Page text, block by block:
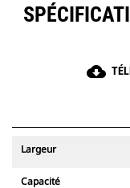
cloud_download
Largeur
Capacité